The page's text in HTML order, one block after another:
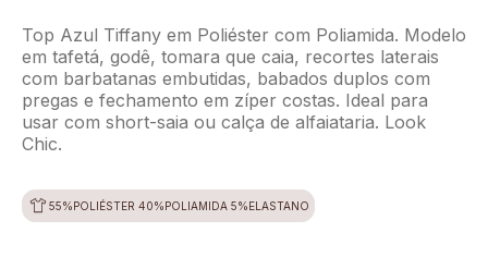
Top Azul Tiffany em Poliéster com Poliamida. Modelo
em tafetá, godê, tomara que caia, recortes laterais
com barbatanas embutidas, babados duplos com
pregas e fechamento em zíper costas. Ideal para
usar com short-saia ou calça de alfaiataria. Look
Chic.
55%POLIÉSTER 40%POLIAMIDA 5%ELASTANO